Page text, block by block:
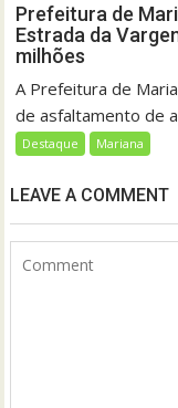
Prefeitura de
Estrada da
milhões
A Prefeitura de
de asfaltamento de
Destaque Mariana
LEAVE A COMMENT